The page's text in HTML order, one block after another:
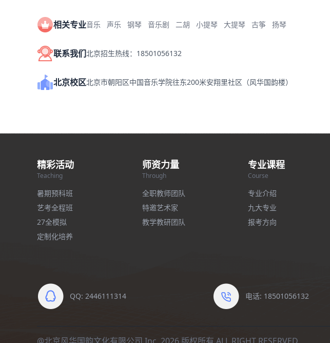
相关专业音乐 声乐 钢琴 音乐剧 二胡 小提琴 大提琴 古筝 扬琴
联系我们北京招生热线：18501056132
北京校区北京市朝阳区中国音乐学院往东200米安翔里社区（风华国韵楼）
精彩活动
Teaching
暑期预科班
艺考全程班
27全模拟
定制化培养
师资力量
Through
全职教师团队
特邀艺术家
教学教研团队
专业课程
Course
专业介绍
九大专业
报考方向
QQ: 2446111314 电话: 18501056132